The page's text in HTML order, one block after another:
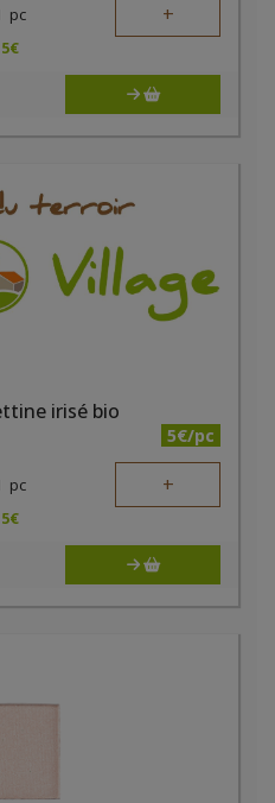
pc +
5€
irisé bio
5€/pc
pc +
5€